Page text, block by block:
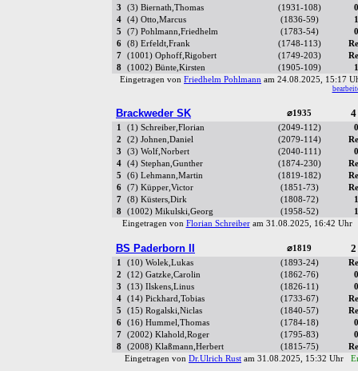
3
(3) Biernath,Thomas (1931-108)
4
(4) Otto,Marcus (1836-59)
5
(7) Pohlmann,Friedhelm (1783-54)
6
(8) Erfeldt,Frank (1748-113)
7
(1001) Ophoff,Rigobert (1749-203)
8
(1002) Bünte,Kirsten (1905-109)
Eingetragen von Friedhelm Pohlmann am 24.08.2025, 15:17
Brackweder SK ⌀1935 4
1 (1) Schreiber,Florian (2049-112)
2
(2) Johnen,Daniel (2079-114)
3
(3) Wolf,Norbert (2040-111)
4
(4) Stephan,Gunther (1874-230)
5
(6) Lehmann,Martin (1819-182)
6
(7) Küpper,Victor (1851-73)
7
(8) Küsters,Dirk (1808-72)
8
(1002) Mikulski,Georg (1958-52)
Eingetragen von Florian Schreiberam 31.08.2025, 16:42
BS Paderborn II ⌀1819 2
1 (10) Wolek,Lukas (1893-24)
2
(12) Gatzke,Carolin (1862-76)
3
(13) Ilskens,Linus (1826-11)
4
(14) Pickhard,Tobias (1733-67)
5
(15) Rogalski,Niclas (1840-57)
6
(16) Hummel,Thomas (1784-18)
7
(2002) Klahold,Roger (1795-83)
8
(2008) Klaßmann,Herbert (1815-75)
Eingetragen von Dr.Ulrich Rust am 31.08.2025, 15:32 Uhr